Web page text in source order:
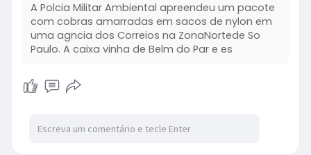
A Polcia Militar Ambiental apreendeu um pacote
com cobras amarradas em sacos de nylon em
uma agncia dos Correios na ZonaNortede So
Paulo. A caixa vinha de Belm do Par e es